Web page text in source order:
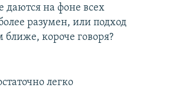
даются на фоне всех
разумен, или подход
короче говоря?
легко